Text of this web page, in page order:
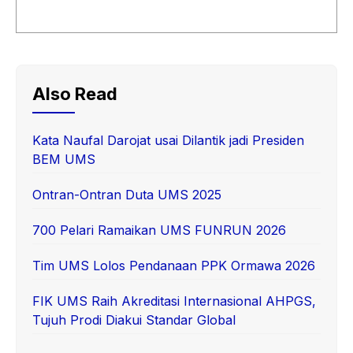
Also Read
Kata Naufal Darojat usai Dilantik jadi Presiden
BEM UMS
Ontran-Ontran Duta UMS 2025
700 Pelari Ramaikan UMS FUNRUN 2026
Tim UMS Lolos Pendanaan PPK Ormawa 2026
FIK UMS Raih Akreditasi Internasional AHPGS,
Tujuh Prodi Diakui Standar Global